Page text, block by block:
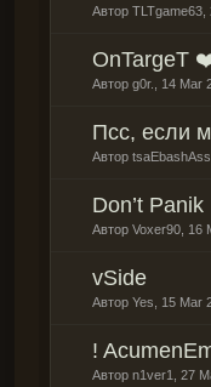
Автор TLTgame63
OnTargeT
Автор g0r. 14 Mar
Псс, если
Автор
Don’t Panik
Автор Voxer90 16
vSide
Автор Yes 15 Mar
!
Автор n1ver1 27